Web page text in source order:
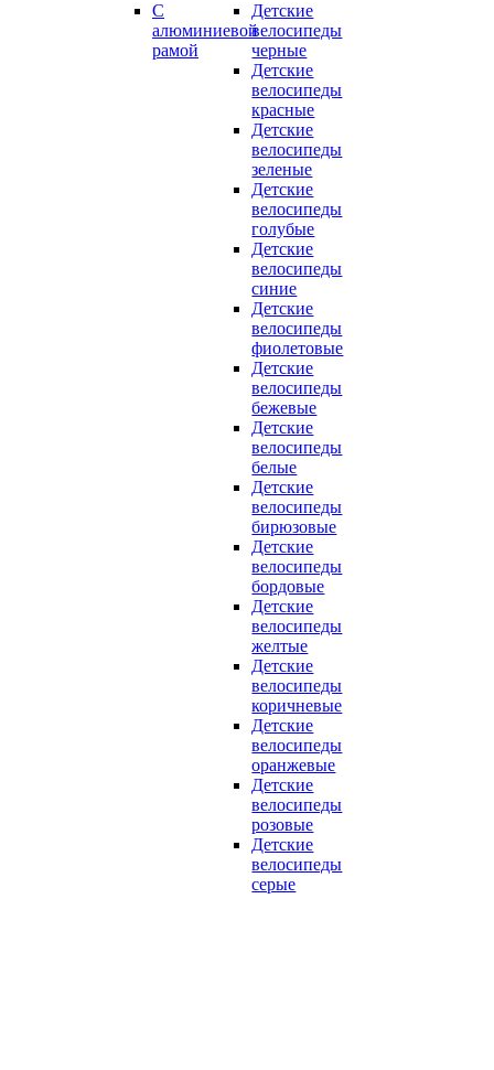
С
алюминиевой
рамой
Детские
велосипеды
черные
Детские
велосипеды
красные
Детские
велосипеды
зеленые
Детские
велосипеды
голубые
Детские
велосипеды
синие
Детские
велосипеды
фиолетовые
Детские
велосипеды
бежевые
Детские
велосипеды
белые
Детские
велосипеды
бирюзовые
Детские
велосипеды
бордовые
Детские
велосипеды
желтые
Детские
велосипеды
коричневые
Детские
велосипеды
оранжевые
Детские
велосипеды
розовые
Детские
велосипеды
серые